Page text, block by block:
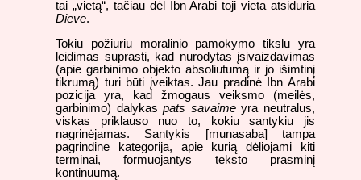
tai „vietą“, tačiau dėl Ibn Arabi toji vieta atsiduria
Dieve.
Tokiu požiūriu moralinio pamokymo tikslu yra
leidimas suprasti, kad nurodytas įsivaizdavimas
(apie garbinimo objekto absoliutumą ir jo išimtinį
tikrumą) turi būti įveiktas. Jau pradinė Ibn Arabi
pozicija yra, kad žmogaus veiksmo (meilės,
garbinimo) dalykaspats savaimeyra neutralus,
viskas priklauso nuo to, kokiu santykiu jis
nagrinėjamas. Santykis [munasaba] tampa
pagrindine kategorija, apie kurią dėliojami kiti
terminai, formuojantys teksto prasminį
kontinuumą.